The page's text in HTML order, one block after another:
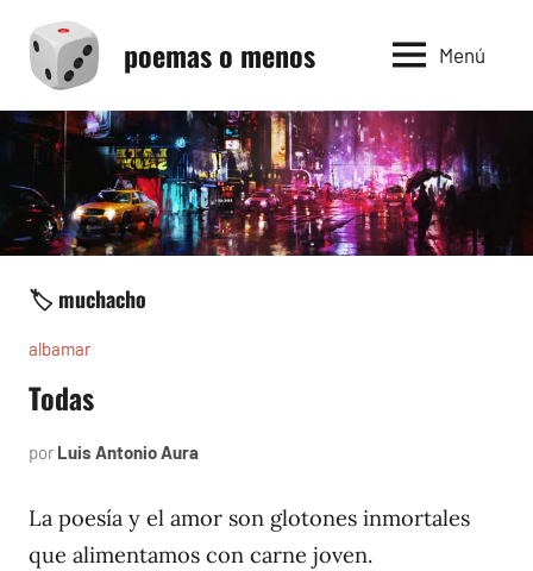
contenido
poemas o menos Menú
🏷️ muchacho
albamar
Todas
por Luis Antonio Aura
1996
La poesía y el amor son glotones inmortales
que alimentamos con carne joven.